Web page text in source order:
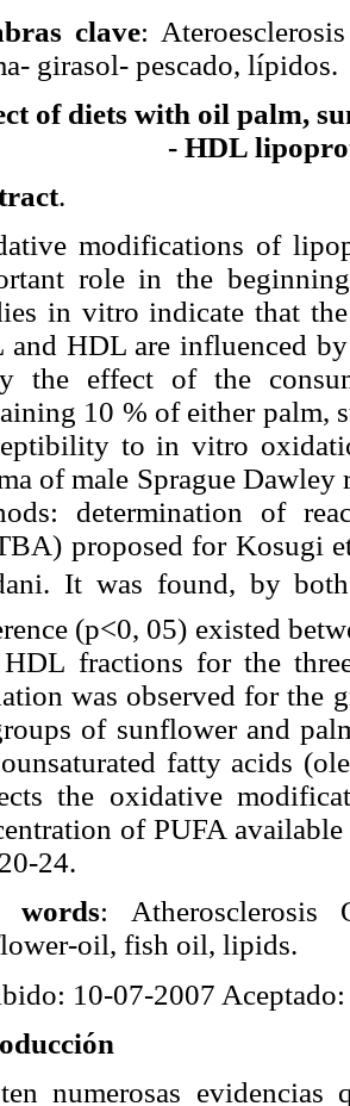
clave:
girasol- pescado, lípidos.
of diets with oil palm,
- HDL
.
modifications of
role in the
in vitro indicate that
and HDL are influenced
the effect of the
10 % of either palm,
to in vitro
of male Sprague
determination of
proposed for Kosugi
It was found, by
(p<0, 05) existed
fractions for the
was observed for the
of sunflower and
fatty acids
the oxidative
of PUFA
24.
words:
oil, fish oil, lipids.
10-07-2007
numerosas